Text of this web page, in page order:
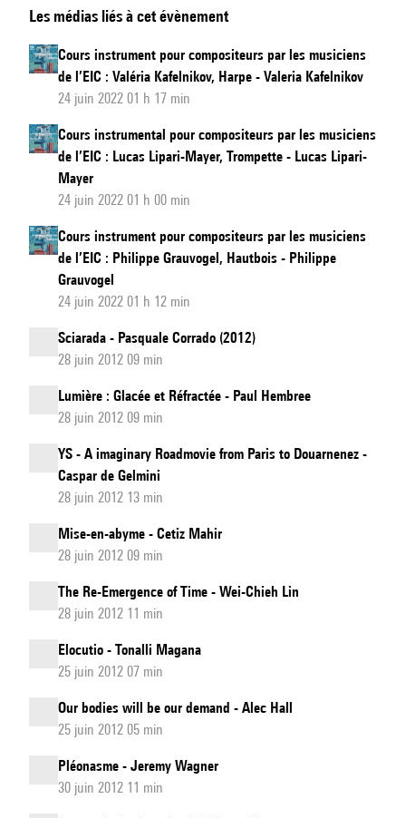
instrument
pour
compositeurs
les
musiciens
:
Emmanuelle
Ophèle,
Flûte
Les médias liés à cet évènement
Cours instrument pour compositeurs par les musiciens
de l’EIC : Valéria Kafelnikov, Harpe - Valeria Kafelnikov
24 juin 2022 01 h 17 min
Cours instrumental pour compositeurs par les musiciens
de l’EIC : Lucas Lipari-Mayer, Trompette - Lucas Lipari-
Mayer
24 juin 2022 01 h 00 min
Cours instrument pour compositeurs par les musiciens
de l’EIC : Philippe Grauvogel, Hautbois - Philippe
Grauvogel
24 juin 2022 01 h 12 min
Sciarada - Pasquale Corrado (2012)
28 juin 2012 09 min
Lumière : Glacée et Réfractée - Paul Hembree
28 juin 2012 09 min
YS - A imaginary Roadmovie from Paris to Douarnenez -
Caspar de Gelmini
28 juin 2012 13 min
Mise-en-abyme - Cetiz Mahir
28 juin 2012 09 min
The Re-Emergence of Time - Wei-Chieh Lin
28 juin 2012 11 min
Elocutio - Tonalli Magana
25 juin 2012 07 min
Our bodies will be our demand - Alec Hall
25 juin 2012 05 min
Pléonasme - Jeremy Wagner
30 juin 2012 11 min